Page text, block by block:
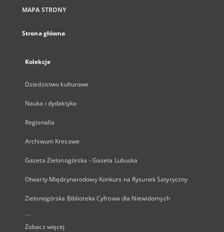
MAPA STRONY
Strona główna
Kolekcje
Dziedzictwo kulturowe
Nauka i dydaktyka
Regionalia
Archiwum Kresowe
Gazeta Zielonogórska - Gazeta Lubuska
Otwarty Międzynarodowy Konkurs na Rysunek Satyryczny
Zielonogórska Biblioteka Cyfrowa dla Niewidomych
...
Zobacz więcej